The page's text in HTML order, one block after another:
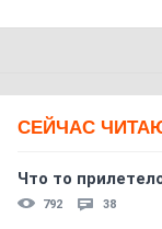
СЕЙЧАС
Что то
792 38